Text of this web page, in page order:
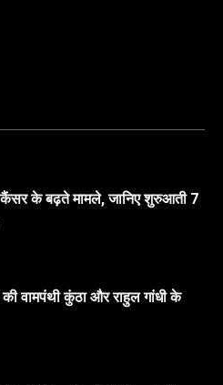
के बढ़ते मामले, जानिए शुरुआती 7
वामपंथी कुंठा और राहुल गांधी के